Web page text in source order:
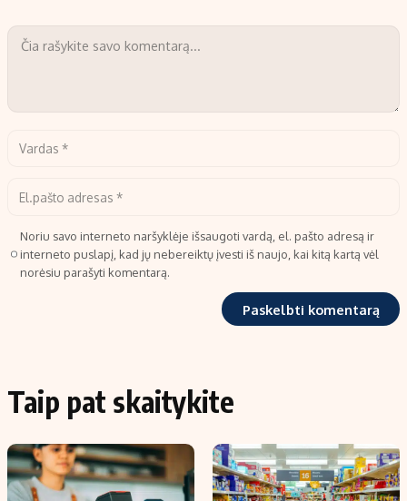
Noriu savo interneto naršyklėje išsaugoti vardą, el. pašto adresą ir
interneto puslapį, kad jų nebereiktų įvesti iš naujo, kai kitą kartą vėl
norėsiu parašyti komentarą.
Taip pat skaitykite